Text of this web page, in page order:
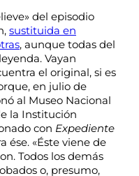
del episodio
sustituida en
, aunque todas del
Vayan
el original, si es
en julio de
al Museo Nacional
la Institución
con Expediente
ése. «Éste viene de
Todos los demás
o, presumo,